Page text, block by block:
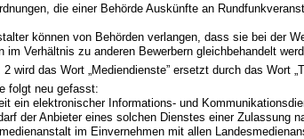
die einer Behörde Auskünfte an
können von Behörden verlangen, dass sie bei der
im Verhältnis zu anderen Bewerbern gleichbehandelt
wird das Wort „Mediendienste” ersetzt durch das Wort
folgt neu gefasst:
ein elektronischer Informations- und
der Anbieter eines solchen Dienstes einer Zulassung
im Einvernehmen mit allen